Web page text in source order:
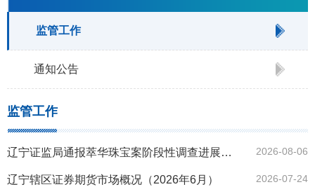
监管工作
通知公告
监管工作
辽宁证监局通报萃华珠宝案阶段性调查进展情况 2026-08-06
辽宁辖区证券期货市场概况（2026年6月） 2026-07-24